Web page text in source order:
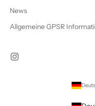
News
Allgemeine GPSR